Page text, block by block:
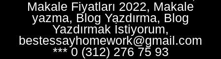
Makale Fiyatları 2022, Makale
yazma, Blog Yazdırma, Blog
Yazdırmak İstiyorum,
bestessayhomework@gmail.com
*** 0 (312) 276 75 93